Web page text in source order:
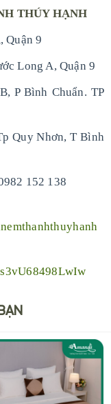
THÚY HẠNH
Quận 9
Long A, Quận 9
P Bình Chuẩn. TP
Quy Nhơn, T Bình
152 138